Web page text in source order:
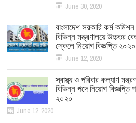
June 30, 2020
বাংলাদেশ সরকারি কর্ম
বিভিন্ন মন্ত্রণালয়ে উচ্চতর
স্কেলে নিয়োগ বিজ্ঞপ্তি ২০২০
June 12, 2020
স্বাস্থ্য ও পরিবার কল্যাণ
বিভিন্ন পদে নিয়োগ বিজ্ঞপ্তি
২০২০
June 12, 2020